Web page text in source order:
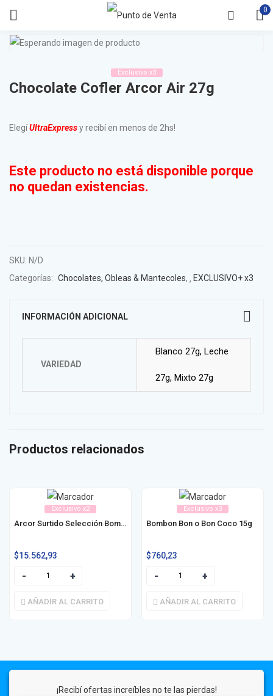
0
Exclusivo x3
Chocolate Cofler Arcor Air 27g
ElegíUltraExpressy recibí en menos de 2hs!
Este producto no está disponible porque
no quedan existencias.
SKU: N/D
Categorías: Chocolates, Obleas & Mantecoles, EXCLUSIVO+ x3
INFORMACIÓN ADICIONAL
VARIEDAD
Blanco 27g, Leche
27g, Mixto 27g
Productos relacionados
Exclusivo x2
Arcor Surtido Selección Bombones en Casa 246g
$15.562,93
AÑADIR AL CARRITO
Exclusivo x3
Bombon Bon o Bon Coco 15g
$760,23
AÑADIR AL CARRITO
¡Recibí ofertas increíbles no te las pierdas!